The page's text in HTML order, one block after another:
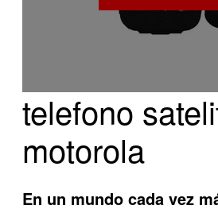
telefono
motorola
En un mundo cada vez